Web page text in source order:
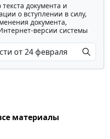
документа и
о вступлении в силу,
документа,
версии системы
материалы